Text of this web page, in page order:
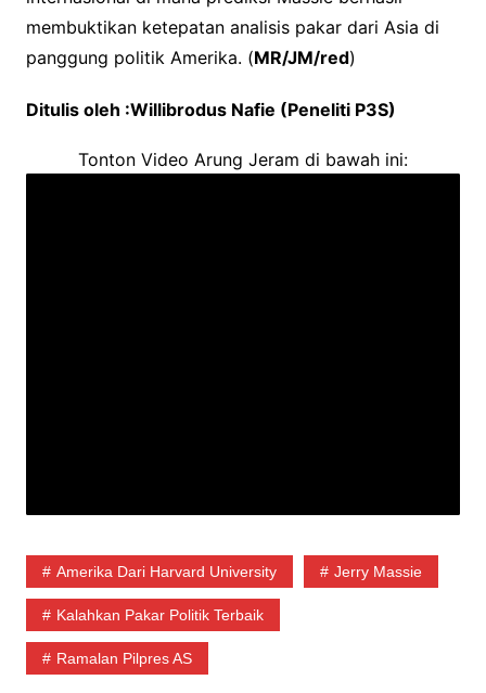
membuktikan ketepatan analisis pakar dari Asia di
panggung politik Amerika. (MR/JM/red)
Ditulis oleh :Willibrodus Nafie (Peneliti P3S)
Tonton Video Arung Jeram di bawah ini:
Amerika Dari Harvard University Jerry Massie
Kalahkan Pakar Politik Terbaik
Ramalan Pilpres AS